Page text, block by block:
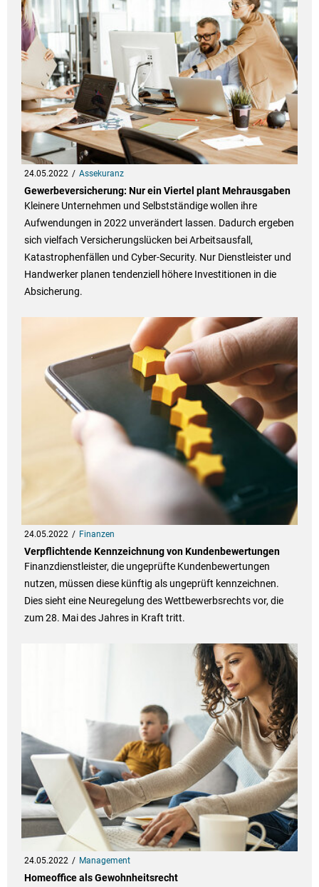
24.05.2022 Assekuranz
Gewerbeversicherung: Nur ein Viertel plant Mehrausgaben
Kleinere Unternehmen und Selbstständige wollen ihre
Aufwendungen in 2022 unverändert lassen. Dadurch ergeben
sich vielfach Versicherungslücken bei Arbeitsausfall,
Katastrophenfällen und Cyber-Security. Nur Dienstleister und
Handwerker planen tendenziell höhere Investitionen in die
Absicherung.
24.05.2022 Finanzen
Verpflichtende Kennzeichnung von Kundenbewertungen
Finanzdienstleister, die ungeprüfte Kundenbewertungen
nutzen, müssen diese künftig als ungeprüft kennzeichnen.
Dies sieht eine Neuregelung des Wettbewerbsrechts vor, die
zum 28. Mai des Jahres in Kraft tritt.
24.05.2022 Management
Homeoffice als Gewohnheitsrecht